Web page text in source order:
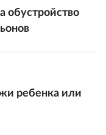
обустройство
ребенка или